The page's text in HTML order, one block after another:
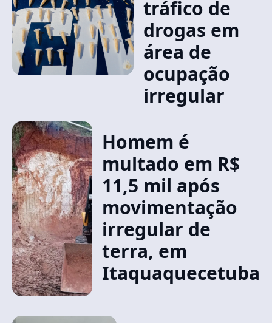
tráfico de
drogas em
área de
ocupação
irregular
Homem é
multado em R$
11,5 mil após
movimentação
irregular de
terra, em
Itaquaquecetuba